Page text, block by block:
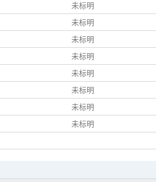
未标明
未标明
未标明
未标明
未标明
未标明
未标明
未标明